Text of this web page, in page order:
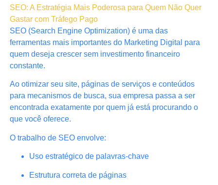
SEO: A Estratégia Mais Poderosa para Quem Não Quer
Gastar com Tráfego Pago
SEO (Search Engine Optimization) é uma das
ferramentas mais importantes do Marketing Digital para
quem deseja crescer sem investimento financeiro
constante.
Ao otimizar seu site, páginas de serviços e conteúdos
para mecanismos de busca, sua empresa passa a ser
encontrada exatamente por quem já está procurando o
que você oferece.
O trabalho de SEO envolve:
Uso estratégico de palavras-chave
Estrutura correta de páginas